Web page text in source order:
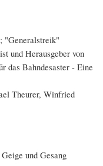
"Generalstreik"
und Herausgeber von
das Bahndesaster - Eine
Theurer, Winfried
Geige und Gesang